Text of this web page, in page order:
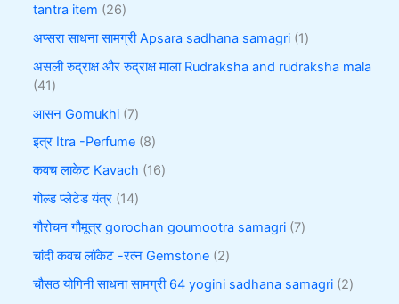
tantra item 26
अप्सरा साधना सामग्री Apsara sadhana samagri 1
असली रुद्राक्ष और रुद्राक्ष माला Rudraksha and rudraksha mala
41
आसन Gomukhi 7
इत्र Itra -Perfume 8
कवच लाकेट Kavach 16
गोल्ड प्लेटेड यंत्र 14
गौरोचन गौमूत्र gorochan goumootra samagri 7
चांदी कवच लॉकेट -रत्न Gemstone 2
चौसठ योगिनी साधना सामग्री 64 yogini sadhana samagri 2